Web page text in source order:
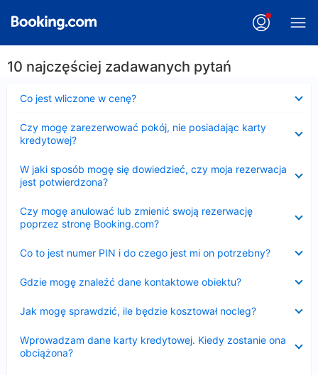
10 najczęściej zadawanych pytań
Co jest wliczone w cenę?
Czy mogę zarezerwować pokój, nie posiadając karty
kredytowej?
W jaki sposób mogę się dowiedzieć, czy moja rezerwacja
jest potwierdzona?
Czy mogę anulować lub zmienić swoją rezerwację
poprzez stronę Booking.com?
Co to jest numer PIN i do czego jest mi on potrzebny?
Gdzie mogę znaleźć dane kontaktowe obiektu?
Jak mogę sprawdzić, ile będzie kosztował nocleg?
Wprowadzam dane karty kredytowej. Kiedy zostanie ona
obciążona?